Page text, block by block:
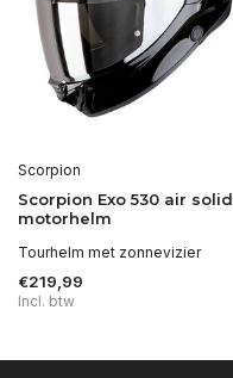
Scorpion
Scorpion Exo 530 air solid
motorhelm
Tourhelm met zonnevizier
€219,99
Incl. btw